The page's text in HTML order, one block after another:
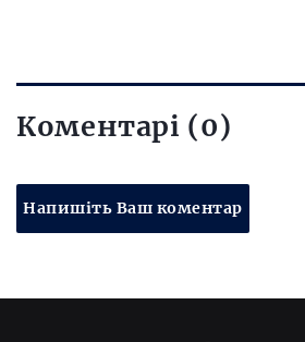
Коментарі (0)
Напишіть Ваш коментар